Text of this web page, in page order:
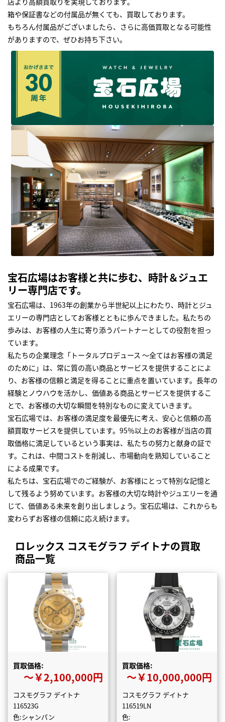
箱や保証書などの付属品が無くても、買取しております。
もちろん付属品がございましたら、さらに高価買取となる可能性
がありますので、ぜひお持ち下さい｡
宝石広場はお客様と共に歩む、時計＆ジュエ
リー専門店です。
宝石広場は、1963年の創業から半世紀以上にわたり、時計とジュ
エリーの専門店としてお客様とともに歩んできました。私たちの
歩みは、お客様の人生に寄り添うパートナーとしての役割を担っ
ています。
私たちの企業理念「トータルプロデュース ～全てはお客様の満足
のために」は、常に質の高い商品とサービスを提供することによ
り、お客様の信頼と満足を得ることに重点を置いています。長年の
経験とノウハウを活かし、価値ある商品とサービスを提供するこ
とで、お客様の大切な瞬間を特別なものに変えていきます。
宝石広場では、お客様の満足度を最優先に考え、安心と信頼の高
額買取サービスを提供しています。95％以上のお客様が当店の買
取価格に満足しているという事実は、私たちの努力と献身の証で
す。これは、中間コストを削減し、市場動向を熟知していること
による成果です。
私たちは、宝石広場でのご経験が、お客様にとって特別な記憶と
して残るよう努めています。お客様の大切な時計やジュエリーを通
じて、価値ある未来を創り出しましょう。宝石広場は、これからも
変わらずお客様の信頼に応え続けます。
ロレックス コスモグラフ デイトナの買取
商品一覧
買取価格:
〜￥2,100,000円
コスモグラフ デイトナ
116523G
色:シャンパン
買取価格:
〜￥10,000,000円
コスモグラフ デイトナ
116519LN
色: